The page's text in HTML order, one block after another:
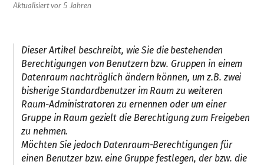
Aktualisiertvor 5 Jahren
Dieser Artikel beschreibt, wie Sie die bestehenden
Berechtigungen von Benutzern bzw. Gruppen in einem
Datenraum nachträglich ändern können, um z.B. zwei
bisherige Standardbenutzer im Raum zu weiteren
Raum-Administratoren zu ernennen oder um einer
Gruppe in Raum gezielt die Berechtigung zum Freigeben
zu nehmen.
Möchten Sie jedoch Datenraum-Berechtigungen für
einen Benutzer bzw. eine Gruppe festlegen, der bzw. die